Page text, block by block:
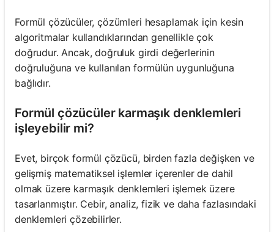
Formül çözücüler, çözümleri hesaplamak için kesin
algoritmalar kullandıklarından genellikle çok
doğrudur. Ancak, doğruluk girdi değerlerinin
doğruluğuna ve kullanılan formülün uygunluğuna
bağlıdır.
Formül çözücüler karmaşık denklemleri
işleyebilir mi?
Evet, birçok formül çözücü, birden fazla değişken ve
gelişmiş matematiksel işlemler içerenler de dahil
olmak üzere karmaşık denklemleri işlemek üzere
tasarlanmıştır. Cebir, analiz, fizik ve daha fazlasındaki
denklemleri çözebilirler.